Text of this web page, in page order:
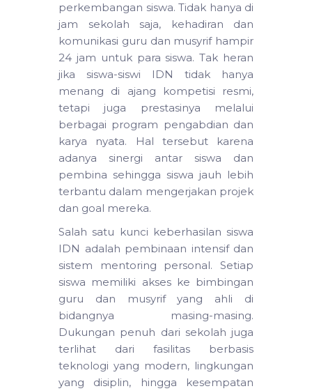
perkembangan siswa. Tidak hanya di
jam sekolah saja, kehadiran dan
komunikasi guru dan musyrif hampir
24 jam untuk para siswa. Tak heran
jika siswa-siswi IDN tidak hanya
menang di ajang kompetisi resmi,
tetapi juga prestasinya melalui
berbagai program pengabdian dan
karya nyata. Hal tersebut karena
adanya sinergi antar siswa dan
pembina sehingga siswa jauh lebih
terbantu dalam mengerjakan projek
dan goal mereka.
Salah satu kunci keberhasilan siswa
IDN adalah pembinaan intensif dan
sistem mentoring personal. Setiap
siswa memiliki akses ke bimbingan
guru dan musyrif yang ahli di
bidangnya masing-masing.
Dukungan penuh dari sekolah juga
terlihat dari fasilitas berbasis
teknologi yang modern, lingkungan
yang disiplin, hingga kesempatan